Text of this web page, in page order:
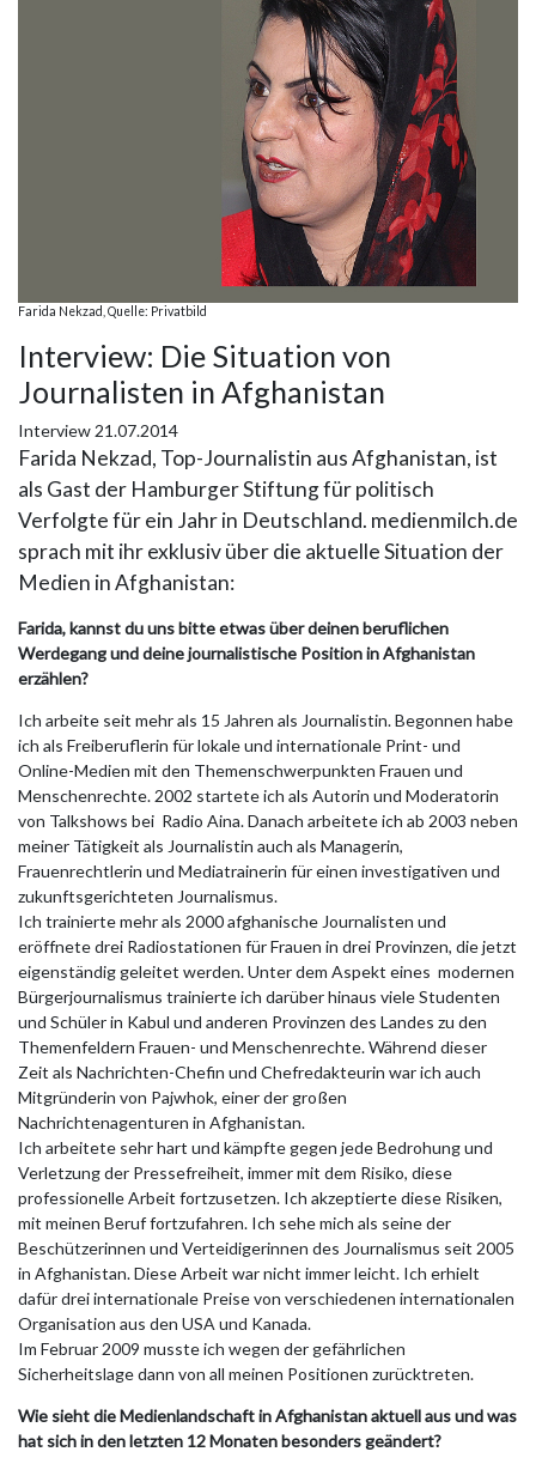
Farida Nekzad, Quelle: Privatbild
Interview: Die Situation von
Journalisten in Afghanistan
Interview21.07.2014
Farida Nekzad, Top-Journalistin aus Afghanistan, ist
als Gast der Hamburger Stiftung für politisch
Verfolgte für ein Jahr in Deutschland. medienmilch.de
sprach mit ihr exklusiv über die aktuelle Situation der
Medien in Afghanistan:
Farida, kannst du uns bitte etwas über deinen beruflichen
Werdegang und deine journalistische Position in Afghanistan
erzählen?
Ich arbeite seit mehr als 15 Jahren als Journalistin. Begonnen habe
ich als Freiberuflerin für lokale und internationale Print- und
Online-Medien mit den Themenschwerpunkten Frauen und
Menschenrechte. 2002 startete ich als Autorin und Moderatorin
von Talkshows bei Radio Aina. Danach arbeitete ich ab 2003 neben
meiner Tätigkeit als Journalistin auch als Managerin,
Frauenrechtlerin und Mediatrainerin für einen investigativen und
zukunftsgerichteten Journalismus.
Ich trainierte mehr als 2000 afghanische Journalisten und
eröffnete drei Radiostationen für Frauen in drei Provinzen, die jetzt
eigenständig geleitet werden. Unter dem Aspekt eines modernen
Bürgerjournalismus trainierte ich darüber hinaus viele Studenten
und Schüler in Kabul und anderen Provinzen des Landes zu den
Themenfeldern Frauen- und Menschenrechte. Während dieser
Zeit als Nachrichten-Chefin und Chefredakteurin war ich auch
Mitgründerin von Pajwhok, einer der großen
Nachrichtenagenturen in Afghanistan.
Ich arbeitete sehr hart und kämpfte gegen jede Bedrohung und
Verletzung der Pressefreiheit, immer mit dem Risiko, diese
professionelle Arbeit fortzusetzen. Ich akzeptierte diese Risiken,
mit meinen Beruf fortzufahren. Ich sehe mich als seine der
Beschützerinnen und Verteidigerinnen des Journalismus seit 2005
in Afghanistan. Diese Arbeit war nicht immer leicht. Ich erhielt
dafür drei internationale Preise von verschiedenen internationalen
Organisation aus den USA und Kanada.
Im Februar 2009 musste ich wegen der gefährlichen
Sicherheitslage dann von all meinen Positionen zurücktreten.
Wie sieht die Medienlandschaft in Afghanistan aktuell aus und was
hat sich in den letzten 12 Monaten besonders geändert?